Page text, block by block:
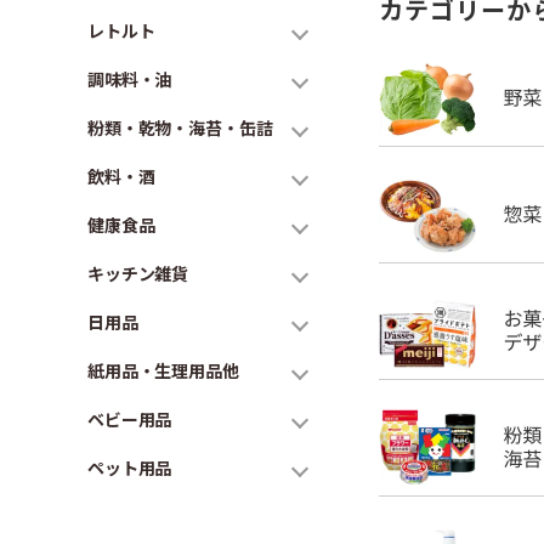
レトルト
調味料・油
粉類・乾物・海苔・缶詰
飲料・酒
健康食品
キッチン雑貨
日用品
紙用品・生理用品他
ベビー用品
ペット用品
カテゴリーか